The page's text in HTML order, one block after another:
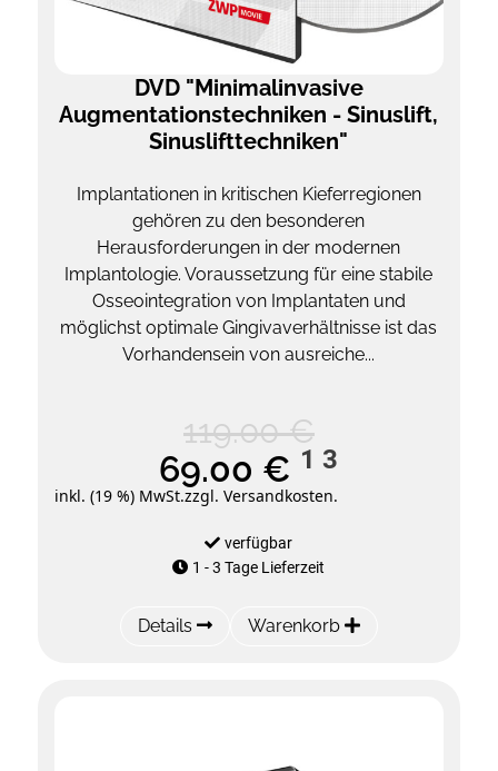
DVD "Minimalinvasive
Augmentationstechniken - Sinuslift,
Sinuslifttechniken"
Implantationen in kritischen Kieferregionen
gehören zu den besonderen
Herausforderungen in der modernen
Implantologie. Voraussetzung für eine stabile
Osseointegration von Implantaten und
möglichst optimale Gingivaverhältnisse ist das
Vorhandensein von ausreiche...
119.00 €
69.00 € 1 3
inkl. (19 %) MwSt.zzgl. Versandkosten.
verfügbar
1 - 3 Tage Lieferzeit
Details Warenkorb